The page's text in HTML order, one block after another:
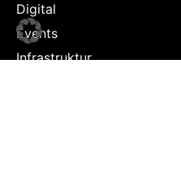
Digital
Events
Infrastruktur